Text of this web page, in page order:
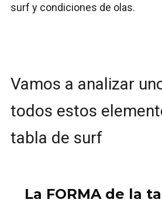
surf y condiciones de olas.
Vamos a analizar
todos estos
tabla de surf
La FORMA de la